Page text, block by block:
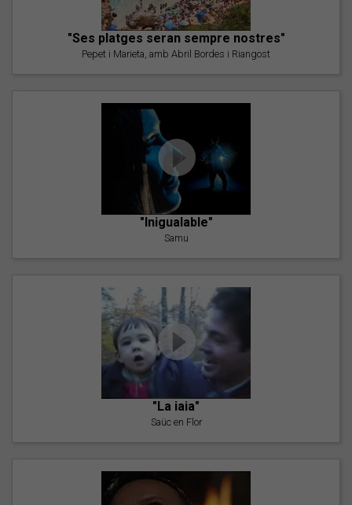
"Ses platges seran sempre nostres"
Pepet i Marieta, amb Abril Bordes i Riangost
"Inigualable"
Samu
"La iaia"
Saüc en Flor